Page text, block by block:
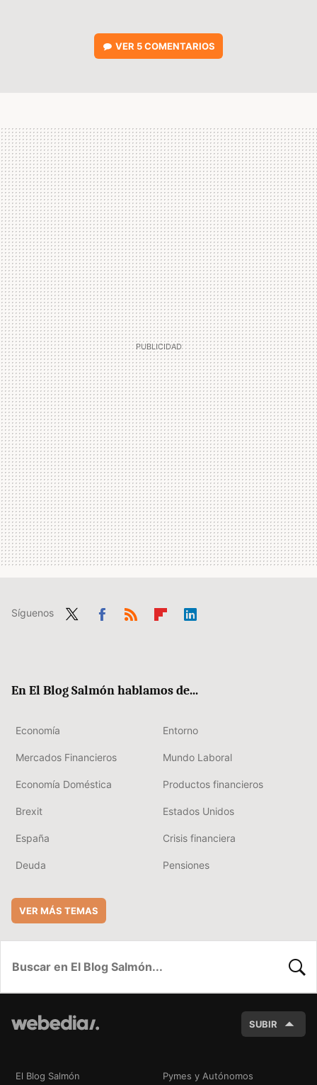
VER 5 COMENTARIOS
Síguenos
En El Blog Salmón hablamos de...
Economía Entorno
Mercados Financieros Mundo Laboral
Economía Doméstica Productos financieros
Brexit Estados Unidos
España Crisis financiera
Deuda Pensiones
VER MÁS TEMAS
SUBIR
El Blog Salmón Pymes y Autónomos